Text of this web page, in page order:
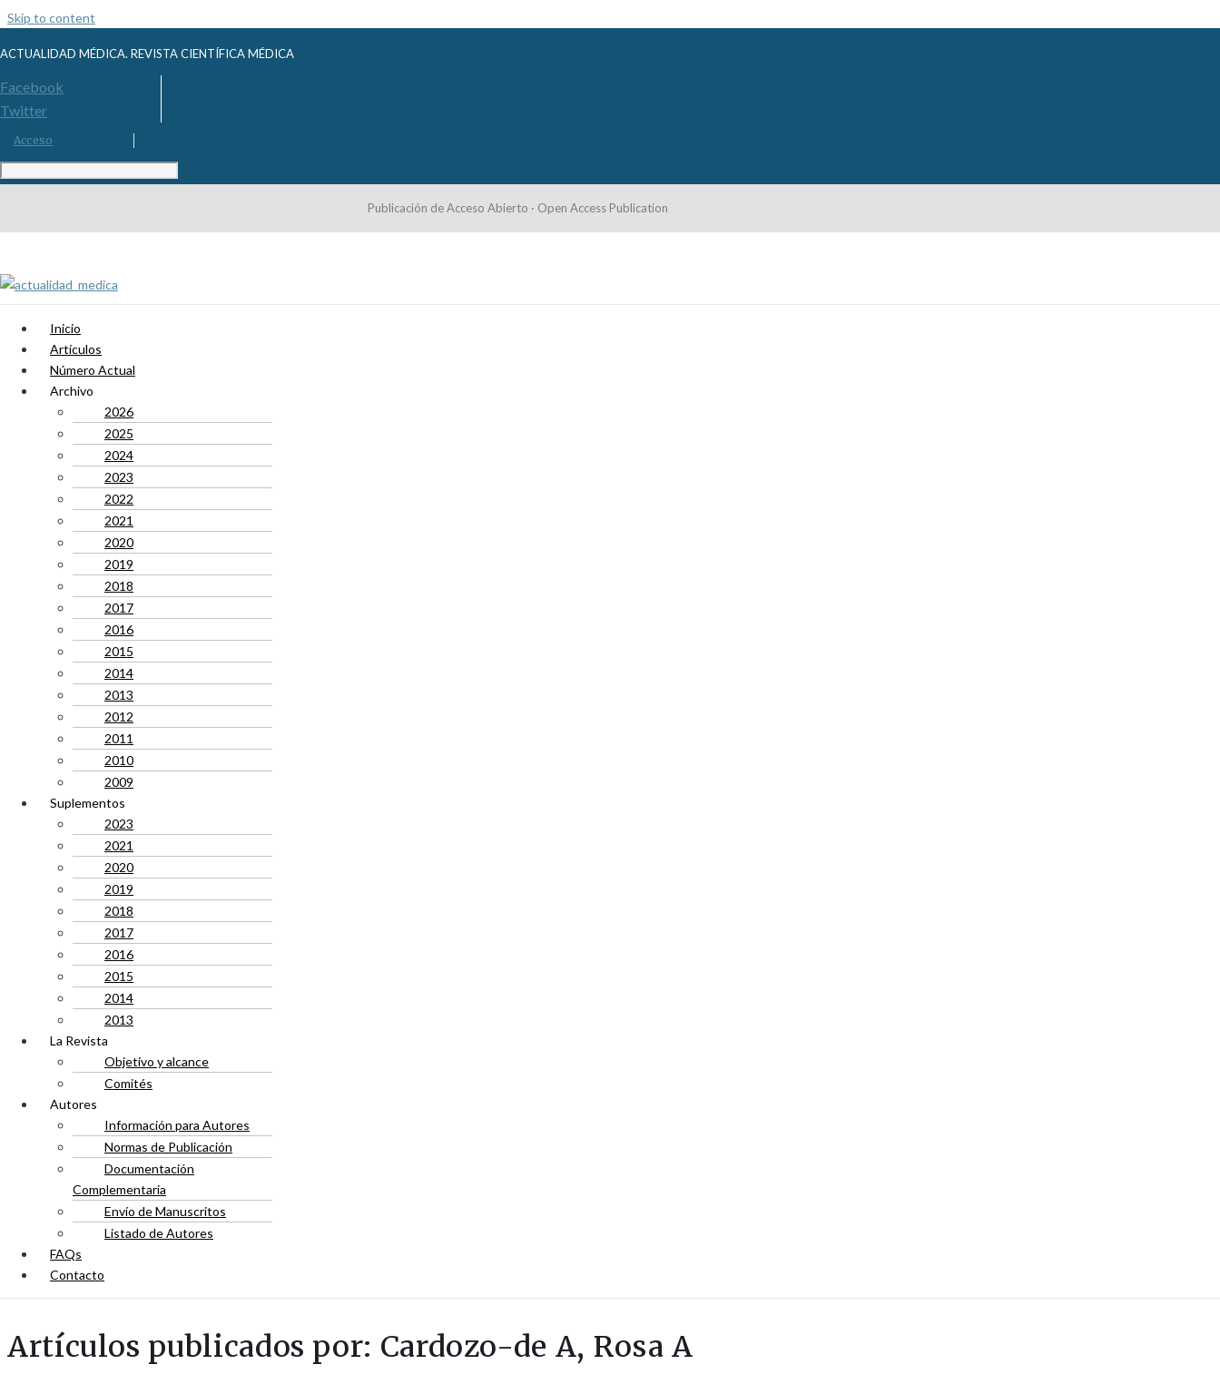
Skip to content
ACTUALIDAD MÉDICA. REVISTA CIENTÍFICA MÉDICA
Facebook
Twitter
Acceso
Publicación de Acceso Abierto · Open Access Publication
Inicio
Artículos
Número Actual
Archivo
2026
2025
2024
2023
2022
2021
2020
2019
2018
2017
2016
2015
2014
2013
2012
2011
2010
2009
Suplementos
2023
2021
2020
2019
2018
2017
2016
2015
2014
2013
La Revista
Objetivo y alcance
Comités
Autores
Información para Autores
Normas de Publicación
Documentación
Complementaria
Envío de Manuscritos
Listado de Autores
FAQs
Contacto
Artículos publicados por: Cardozo-de A, Rosa A